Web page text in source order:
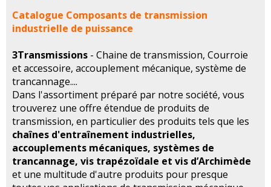
Catalogue Composants de transmission
industrielle de puissance
3Transmissions - Chaine de transmission, Courroie
et accessoire, accouplement mécanique, système de
trancannage....
Dans l'assortiment préparé par notre société, vous
trouverez une offre étendue de produits de
transmission, en particulier des produits tels que les
chaînes d'entraînement industrielles,
accouplements mécaniques, systèmes de
trancannage, vis trapézoïdale et vis d’Archimède
et une multitude d'autre produits pour presque